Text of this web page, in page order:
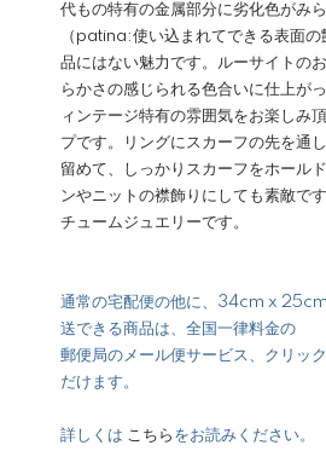
代もの特有の金属部分に劣化色がみ
（patina:使い込まれてできる表面
品にはない魅力です。ルーサイトの
らかさの感じられる色合いに仕上が
ィンテージ特有の雰囲気をお楽しみ
プです。リングにスカーフの先を通
留めて、しっかりスカーフをホール
ンやニットの襟飾りにしても素敵で
チュームジュエリーです。
通常の宅配便の他に、34cm x
送できる商品は、全国一律料金の
郵便局のメール便サービス、クリッ
だけます。
詳しくは こちら をお読みください。